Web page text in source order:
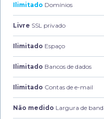
Ilimitado Domínios
Livre SSL privado
Ilimitado Espaço
Ilimitado Bancos de dados
Ilimitado Contas de e-mail
Não medido Largura de